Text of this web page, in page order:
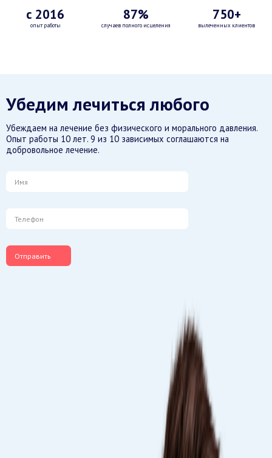
с 2016
опыт работы
87%
случаев полного исцеления
750+
вылеченных клиентов
Убедим лечиться любого
Убеждаем на лечение без физического и морального давления.
Опыт работы 10 лет. 9 из 10 зависимых соглашаются на
добровольное лечение.
Отправить